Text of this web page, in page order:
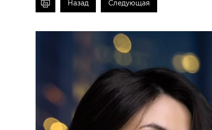
Назад Следующая